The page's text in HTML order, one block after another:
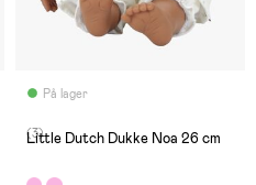
På lager
(3)
Little Dutch Dukke Noa 26 cm